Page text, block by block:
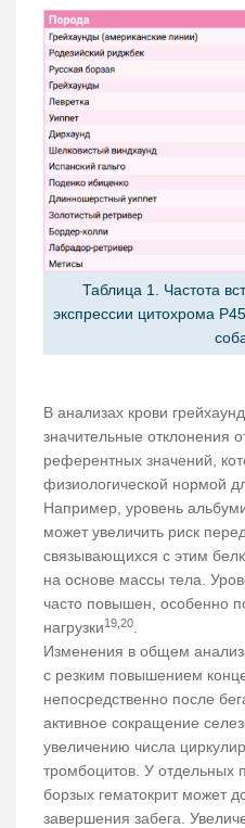
Таблица 1. Частота
экспрессии цитохрома
В анализах крови
значительные отклонения
референтных значений,
физиологической нормой
Например, уровень
может увеличить риск
связывающихся с этим
на основе массы тела.
часто повышен, особенно
нагрузки19,20
Изменения в общем
с резким повышением
непосредственно после
активное сокращение
увеличению числа
тромбоцитов. У отдельных
борзых гематокрит может
завершения забега.